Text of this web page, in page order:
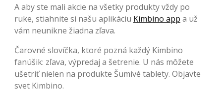
A aby ste mali akcie na všetky produkty vždy po
ruke, stiahnite si našu aplikáciu Kimbino app a už
vám neunikne žiadna zľava.
Čarovné slovíčka, ktoré pozná každý Kimbino
fanúšik: zľava, výpredaj a šetrenie. U nás môžete
ušetriť nielen na produkte Šumivé tablety. Objavte
svet Kimbino.